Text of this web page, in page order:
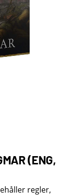
(ENG,
regler,